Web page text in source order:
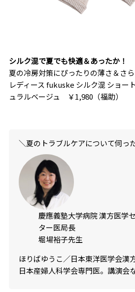
シルク混で夏でも快適＆あったか！
夏の冷房対策にぴったりの薄さ＆さら
レディース fukuske シルク混 ショー
ュラルベージュ ￥1,980（福助）
＼夏のトラブルケアについて伺っ
慶應義塾大学病院 漢方医学
ター医局長
堀場裕子先生
ほりばゆうこ／日本東洋医学会漢
日本産婦人科学会専門医。講演会